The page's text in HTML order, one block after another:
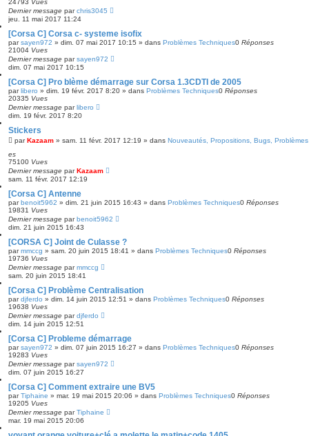
24793 Vues
Dernier message parchris3045
jeu. 11 mai 2017 11:24
[Corsa C] Corsa c- systeme isofix
parsayen972 » dim. 07 mai 2017 10:15 » dans Problèmes Techniques0 Réponses
21004 Vues
Dernier message parsayen972
dim. 07 mai 2017 10:15
[Corsa C] Pro blème démarrage sur Corsa 1.3CDTI de 2005
parlibero » dim. 19 févr. 2017 8:20 » dans Problèmes Techniques0 Réponses
20335 Vues
Dernier message parlibero
dim. 19 févr. 2017 8:20
Stickers
parKazaam » sam. 11 févr. 2017 12:19 » dans Nouveautés, Propositions, Bugs,
es
75100 Vues
Dernier message parKazaam
sam. 11 févr. 2017 12:19
[Corsa C] Antenne
parbenoit5962 » dim. 21 juin 2015 16:43 » dans Problèmes Techniques0 Réponses
19831 Vues
Dernier message parbenoit5962
dim. 21 juin 2015 16:43
[CORSA C] Joint de Culasse ?
parmmccg » sam. 20 juin 2015 18:41 » dans Problèmes Techniques0 Réponses
19736 Vues
Dernier message parmmccg
sam. 20 juin 2015 18:41
[Corsa C] Problème Centralisation
pardjferdo » dim. 14 juin 2015 12:51 » dans Problèmes Techniques0 Réponses
19638 Vues
Dernier message pardjferdo
dim. 14 juin 2015 12:51
[Corsa C] Probleme démarrage
parsayen972 » dim. 07 juin 2015 16:27 » dans Problèmes Techniques0 Réponses
19283 Vues
Dernier message parsayen972
dim. 07 juin 2015 16:27
[Corsa C] Comment extraire une BV5
parTiphaine » mar. 19 mai 2015 20:06 » dans Problèmes Techniques0 Réponses
19205 Vues
Dernier message parTiphaine
mar. 19 mai 2015 20:06